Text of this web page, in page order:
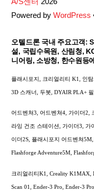
Powered byWordPress
오텔드론 국내 주요고객:
설, 국립수목원, 산림청,
니어링, 소방청, 한수원등
플래시포지, 크리얼리티 K1, 인
3D 스캐너, 두봇, DYAIR PLA+
어드벤쳐3, 어드벤쳐4, 가이더2,
라잉 건조 스테이션, 가이더3, 가
이더2S, 플래시포지 어드벤쳐
Flashforge Adventure5M,
크리얼리티K1, Creality K1MAX,
Scan 01, Ender-3 Pro, Ender-3